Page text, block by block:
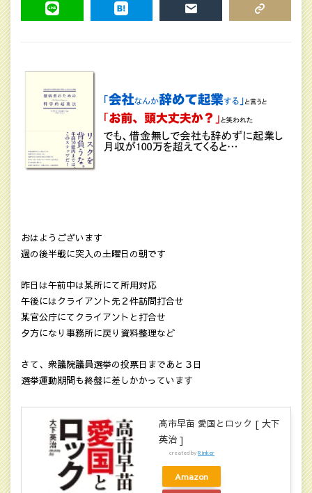
おはようございます
週の後半戦に突入の土曜日の朝です
昨日は午前中は某所にて所用対応
午後にはクライアント先２件訪問打合せ
某官公庁にてクライアントと打合せ
夕方になり事務所に戻り資料整理など
さて、衆議院議員選挙の投票日まであと３日
選挙運動期間も終盤に差しかかっています
高市早苗 愛国とロック [ 大下
英治 ]
created byRinker
Amazon